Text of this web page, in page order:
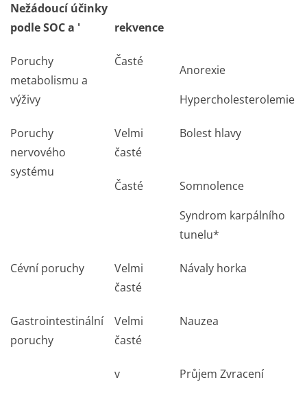
Nežádoucí účinky
podle SOC a '
rekvence
Poruchy
metabolismu a
výživy
Časté
Anorexie
Hypercholeste­rolemie
Poruchy
nervového
systému
Velmi
časté
Bolest hlavy
Časté
Somnolence
Syndrom karpálního
tunelu*
Cévní poruchy
Velmi
časté
Návaly horka
Gastrointestinální
poruchy
Velmi
časté
Nauzea
v
Průjem Zvracení